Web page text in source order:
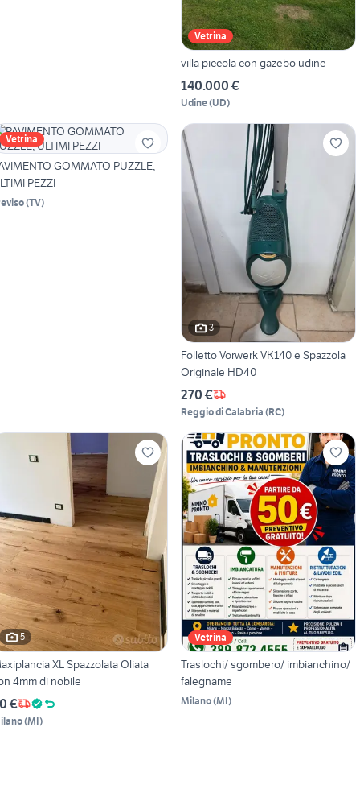
Vetrina
villa piccola con gazebo udine
140.000 €
Udine(UD)
Vetrina
GOMMATO PUZZLE,
PEZZI
(TV)
3
Folletto Vorwerk VK140 e Spazzola
Originale HD40
270 €
Reggio di Calabria (RC)
5
XL Spazzolata Oliata
4mm di nobile
€
(MI)
Vetrina
Traslochi/ sgombero/ imbianchino/
falegname
Milano(MI)